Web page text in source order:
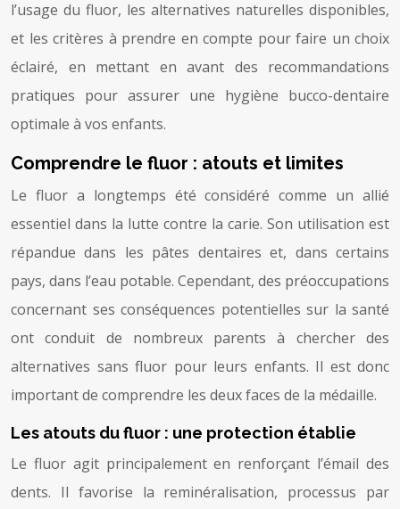
l’usage du fluor, les alternatives naturelles disponibles,
et les critères à prendre en compte pour faire un choix
éclairé, en mettant en avant des recommandations
pratiques pour assurer une hygiène bucco-dentaire
optimale à vos enfants.
Comprendre le fluor : atouts et limites
Le fluor a longtemps été considéré comme un allié
essentiel dans la lutte contre la carie. Son utilisation est
répandue dans les pâtes dentaires et, dans certains
pays, dans l’eau potable. Cependant, des préoccupations
concernant ses conséquences potentielles sur la santé
ont conduit de nombreux parents à chercher des
alternatives sans fluor pour leurs enfants. Il est donc
important de comprendre les deux faces de la médaille.
Les atouts du fluor : une protection établie
Le fluor agit principalement en renforçant l’émail des
dents. Il favorise la reminéralisation, processus par